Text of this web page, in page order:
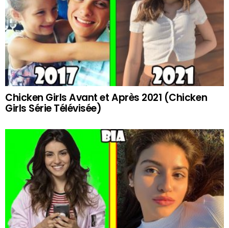
Chicken Girls Avant et Après 2021 (Chicken
Girls Série Télévisée)